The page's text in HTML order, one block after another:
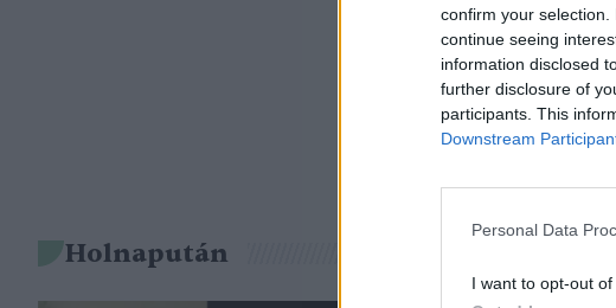
confirm your
continue seeing
information disclosed
further disclosure of
participants. This
Downstream
Personal Data
I want to opt-out
Holnapután